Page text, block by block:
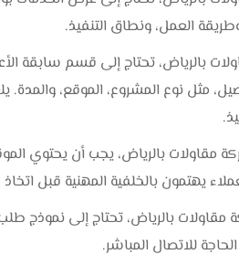
العمل، ونطاق التنفيذ.
بالرياض، تحتاج إلى قسم سابقة
مثل نوع المشروع، الموقع، والمدة.
مقاولات بالرياض، يجب أن يحتوي
يهتمون بالخلفية المهنية قبل اتخاذ
مقاولات بالرياض، تحتاج إلى نموذج
للاتصال المباشر.